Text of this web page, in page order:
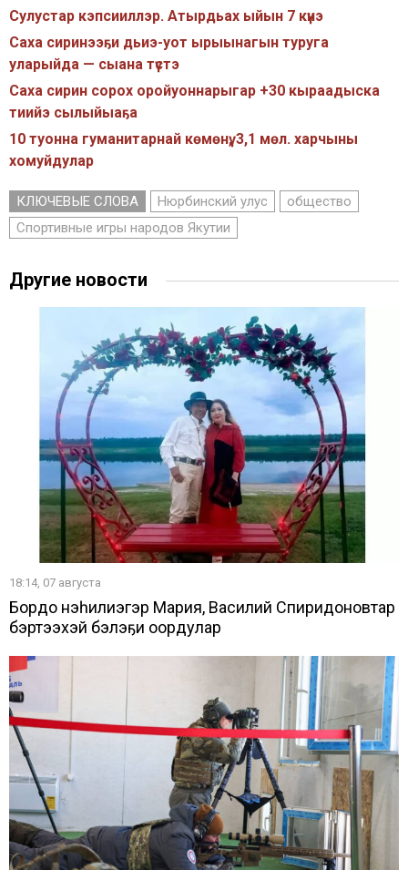
Сулустар кэпсииллэр. Атырдьах ыйын 7 күнэ
Саха сиринээҕи дьиэ-уот ырыынагын туруга
уларыйда — сыана түстэ
Саха сирин сорох оройуоннарыгар +30 кыраадыска
тиийэ сылыйыаҕа
10 туонна гуманитарнай көмөнү, 3,1 мөл. харчыны
хомуйдулар
КЛЮЧЕВЫЕ СЛОВА Нюрбинский улус
общество
Спортивные игры народов Якутии
Другие новости
18:14, 07 августа
Бордоҥ нэһилиэгэр Мария, Василий Спиридоновтар
бэртээхэй бэлэҕи оҥордулар